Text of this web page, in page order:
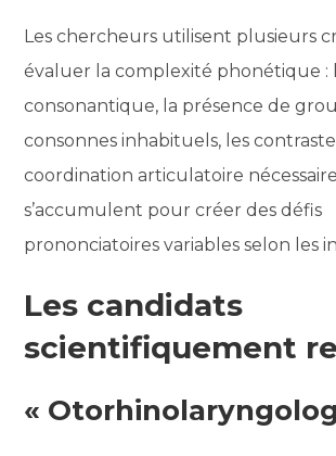
Les chercheurs utilisent plusieurs
évaluer la complexité phonétique :
consonantique, la présence de
consonnes inhabituels, les
coordination articulatoire
s’accumulent pour créer des défis
prononciatoires variables selon les
Les candidats
scientifiquement
«